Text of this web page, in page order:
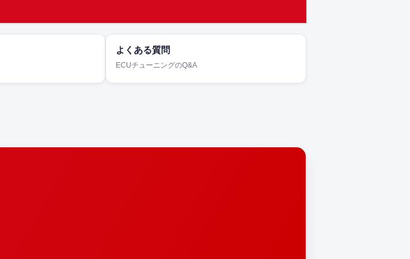
よくある質問
ECUチューニングのQ&A